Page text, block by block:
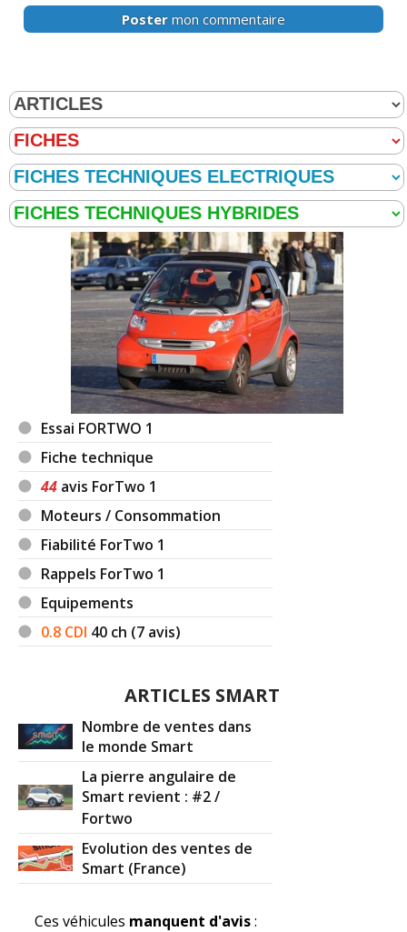
Poster mon commentaire
Essai FORTWO 1
Fiche technique
44 avis ForTwo 1
Moteurs / Consommation
Fiabilité ForTwo 1
Rappels ForTwo 1
Equipements
0.8 CDI 40 ch (7 avis)
ARTICLES SMART
Nombre de ventes dans
le monde Smart
La pierre angulaire de
Smart revient : #2 /
Fortwo
Evolution des ventes de
Smart (France)
Ces véhicules manquent d'avis: